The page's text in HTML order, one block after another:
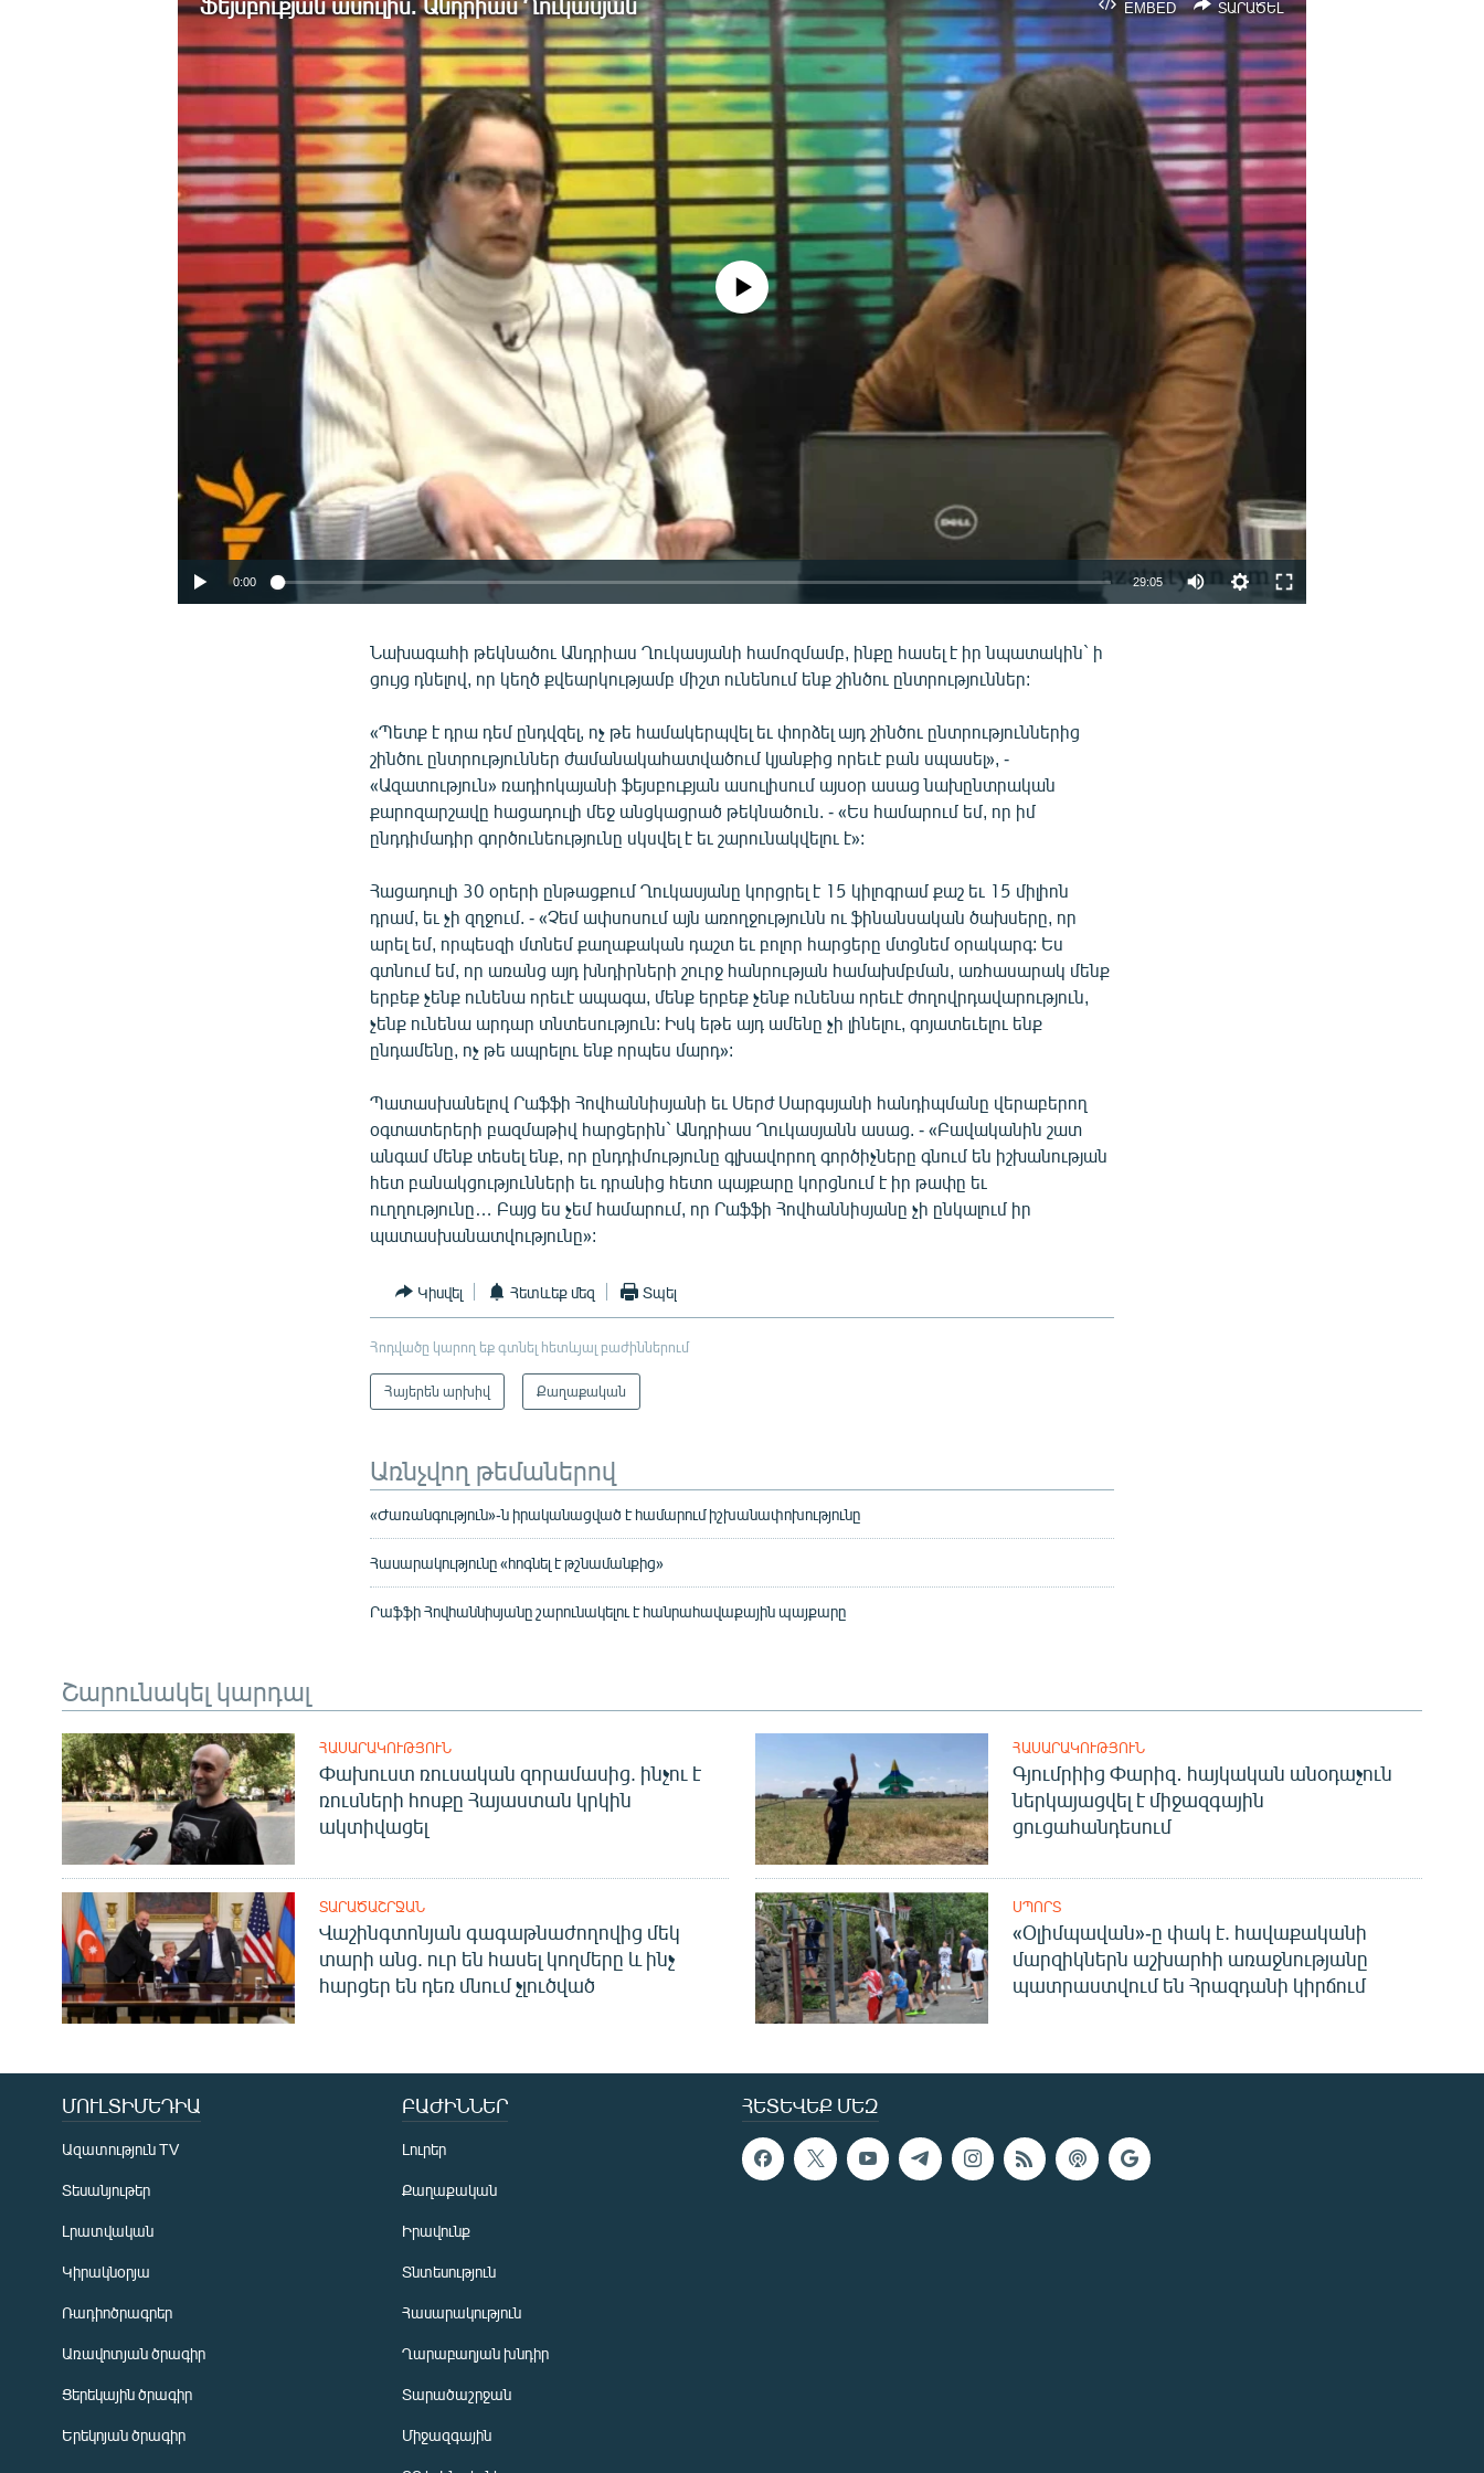
ՄԵԿՆԱԲԱՆՈՒԹՅՈՒՆ
ՁԳՏԵԼՈՎ ԼԱՎԱԳՈՒՅՆԻՆ
EMBED ՏԱՐԱԾԵԼ
EMBED
No media source currently available
0:00 29:05
Նախագահի թեկնածու Անդրիաս Ղուկասյանի համոզմամբ, ինքը հասել է իր նպատակին` ի
ցույց դնելով, որ կեղծ քվեարկությամբ միշտ ունենում ենք շինծու ընտրություններ:
«Պետք է դրա դեմ ընդվզել, ոչ թե համակերպվել եւ փորձել այդ շինծու ընտրություններից
շինծու ընտրություններ ժամանակահատվածում կյանքից որեւէ բան սպասել», -
«Ազատություն» ռադիոկայանի ֆեյսբուքյան ասուլիսում այսօր ասաց նախընտրական
քարոզարշավը հացադուլի մեջ անցկացրած թեկնածուն. - «Ես համարում եմ, որ իմ
ընդդիմադիր գործունեությունը սկսվել է եւ շարունակվելու է»:
Հացադուլի 30 օրերի ընթացքում Ղուկասյանը կորցրել է 15 կիլոգրամ քաշ եւ 15 միլիոն
դրամ, եւ չի զղջում. - «Չեմ ափսոսում այն առողջությունն ու ֆինանսական ծախսերը, որ
արել եմ, որպեսզի մտնեմ քաղաքական դաշտ եւ բոլոր հարցերը մտցնեմ օրակարգ: Ես
գտնում եմ, որ առանց այդ խնդիրների շուրջ հանրության համախմբման, առհասարակ մենք
երբեք չենք ունենա որեւէ ապագա, մենք երբեք չենք ունենա որեւէ ժողովրդավարություն,
չենք ունենա արդար տնտեսություն: Իսկ եթե այդ ամենը չի լինելու, գոյատեւելու ենք
ընդամենը, ոչ թե ապրելու ենք որպես մարդ»:
Պատասխանելով Րաֆֆի Հովհաննիսյանի եւ Սերժ Սարգսյանի հանդիպմանը վերաբերող
օգտատերերի բազմաթիվ հարցերին` Անդրիաս Ղուկասյանն ասաց. - «Բավականին շատ
անգամ մենք տեսել ենք, որ ընդդիմությունը գլխավորող գործիչները գնում են իշխանության
հետ բանակցությունների եւ դրանից հետո պայքարը կորցնում է իր թափը եւ
ուղղությունը… Բայց ես չեմ համարում, որ Րաֆֆի Հովհաննիսյանը չի ընկալում իր
պատասխանատվությունը»:
Կիսվել Հետևեք մեզ Տպել
Հոդվածը կարող եք գտնել հետևյալ բաժիններում
Հայերեն արխիվ Քաղաքական
Առնչվող թեմաներով
«Ժառանգություն»-ն իրականացված է համարում իշխանափոխությունը
Հասարակությունը «հոգնել է թշնամանքից»
Րաֆֆի Հովհաննիսյանը շարունակելու է հանրահավաքային պայքարը
Շարունակել կարդալ
ՀԱՍԱՐԱԿՈՒԹՅՈՒՆ
Փախուստ ռուսական զորամասից. ինչու է
ռուսների հոսքը Հայաստան կրկին
ակտիվացել
ՀԱՍԱՐԱԿՈՒԹՅՈՒՆ
Գյումրիից Փարիզ․ հայկական անօդաչուն
ներկայացվել է միջազգային
ցուցահանդեսում
ՏԱՐԱԾԱՇՐՋԱՆ
Վաշինգտոնյան գագաթնաժողովից մեկ
տարի անց. ուր են հասել կողմերը և ինչ
հարցեր են դեռ մնում չլուծված
ՍՊՈՐՏ
«Օլիմպավան»-ը փակ է. հավաքականի
մարզիկներն աշխարհի առաջնությանը
պատրաստվում են Հրազդանի կիրճում
ՀԵՏԵՎԵՔ ՄԵԶ
ՄՈՒԼՏԻՄԵԴԻԱ
Ազատություն TV
Տեսանյութեր
Լրատվական
Կիրակնօրյա
Ռադիոծրագրեր
Առավոտյան ծրագիր
Ցերեկային ծրագիր
Երեկոյան ծրագիր
ԲԱԺԻՆՆԵՐ
Լուրեր
Քաղաքական
Իրավունք
Տնտեսություն
Հասարակություն
Ղարաբաղյան խնդիր
Տարածաշրջան
Միջազգային